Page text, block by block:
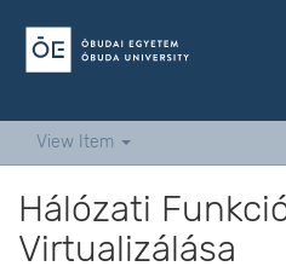
View Item
Hálózati
Virtualizálása